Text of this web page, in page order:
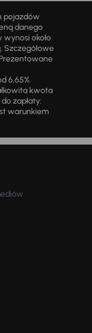
pojazdów
danego
około
Szczegółowe
6,65%.
kwota
zapłaty:
warunkiem